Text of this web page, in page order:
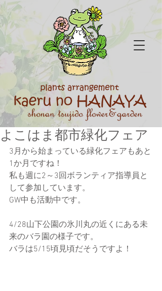
よこはま都市緑化フェア
3月から始まっている緑化フェアもあと
1か月ですね！
私も週に2～3回ボランティア指導員と
して参加しています。
GW中も活動中です。
4/28山下公園の氷川丸の近くにある未
来のバラ園の様子です。
バラは5/15頃見頃だそうですよ！